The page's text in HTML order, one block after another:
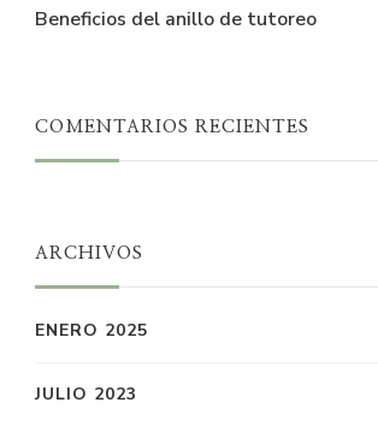
Beneficios del anillo de tutoreo
COMENTARIOS RECIENTES
ARCHIVOS
ENERO 2025
JULIO 2023